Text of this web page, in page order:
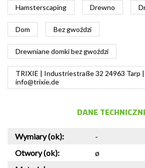
Hamsterscaping Drewno
Dom Bez gwoździ
Drewniane domki bez gwoździ
TRIXIE | Industriestraße 32 24963 Tarp
info@trixie.de
DANE
Wymiary (ok):
-
Otwory (ok):
ø